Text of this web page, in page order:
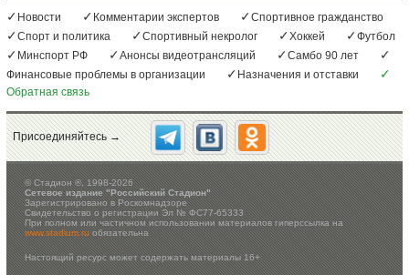
Новости Комментарии экспертов
Спортивное гражданство
Спорт и политика
Спортивный некролог Хоккей
Футбол
Минспорт РФ
Анонсы видеотрансляций
Самбо 90 лет
Финансовые проблемы в организации
Назначения и отставки
Обратная связь
Присоединяйтесь →
©Стадион ®, 1998-2026
Сетевое издание "Российский Стадион"
Зарегистрировано в Роскомнадзоре
Свидетельство о регистрации Эл № ФС77-65333
При полном или частичном использовании материалов гиперссылка на
www.stadium.ruобязательна
Настоящий ресурс может содержать материалы 16+